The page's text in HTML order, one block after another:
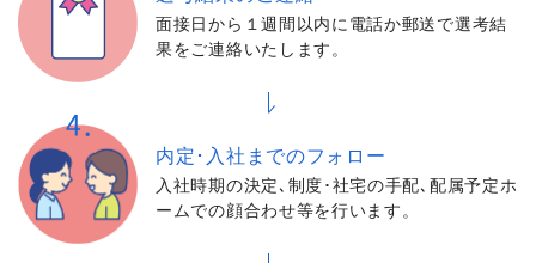
面接日から１週間以内に電話か郵送で選考結
果をご連絡いたします。
内定･入社までのフォロー
入社時期の決定､制度･社宅の手配､配属予定ホ
ームでの顔合わせ等を行います。